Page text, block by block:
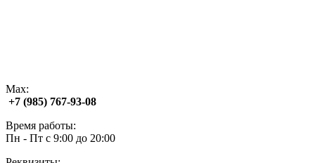
Max:
+7 (985) 767‑93‑08
Время работы:
Пн - Пт с 9:00 до 20:00